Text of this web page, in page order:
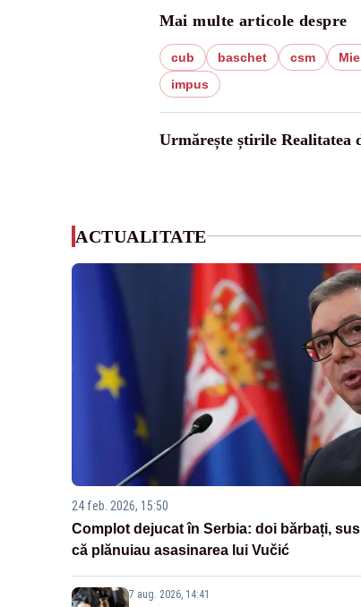
Mai multe articole despre
cub baschet csm
impus
Urmărește știrile Realitatea
ACTUALITATE
24 feb. 2026, 15:50
Complot dejucat în Serbia: doi bărbați,
că plănuiau asasinarea lui Vučić
7 aug. 2026, 14:41